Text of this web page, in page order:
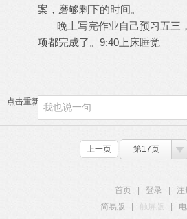
案，磨够剩下的时间。
晚上写完作业自己预习五三
项都完成了。9:40上床睡觉
点击重新加载
上一页 第17页
首页 登录
注
简易版
触屏版